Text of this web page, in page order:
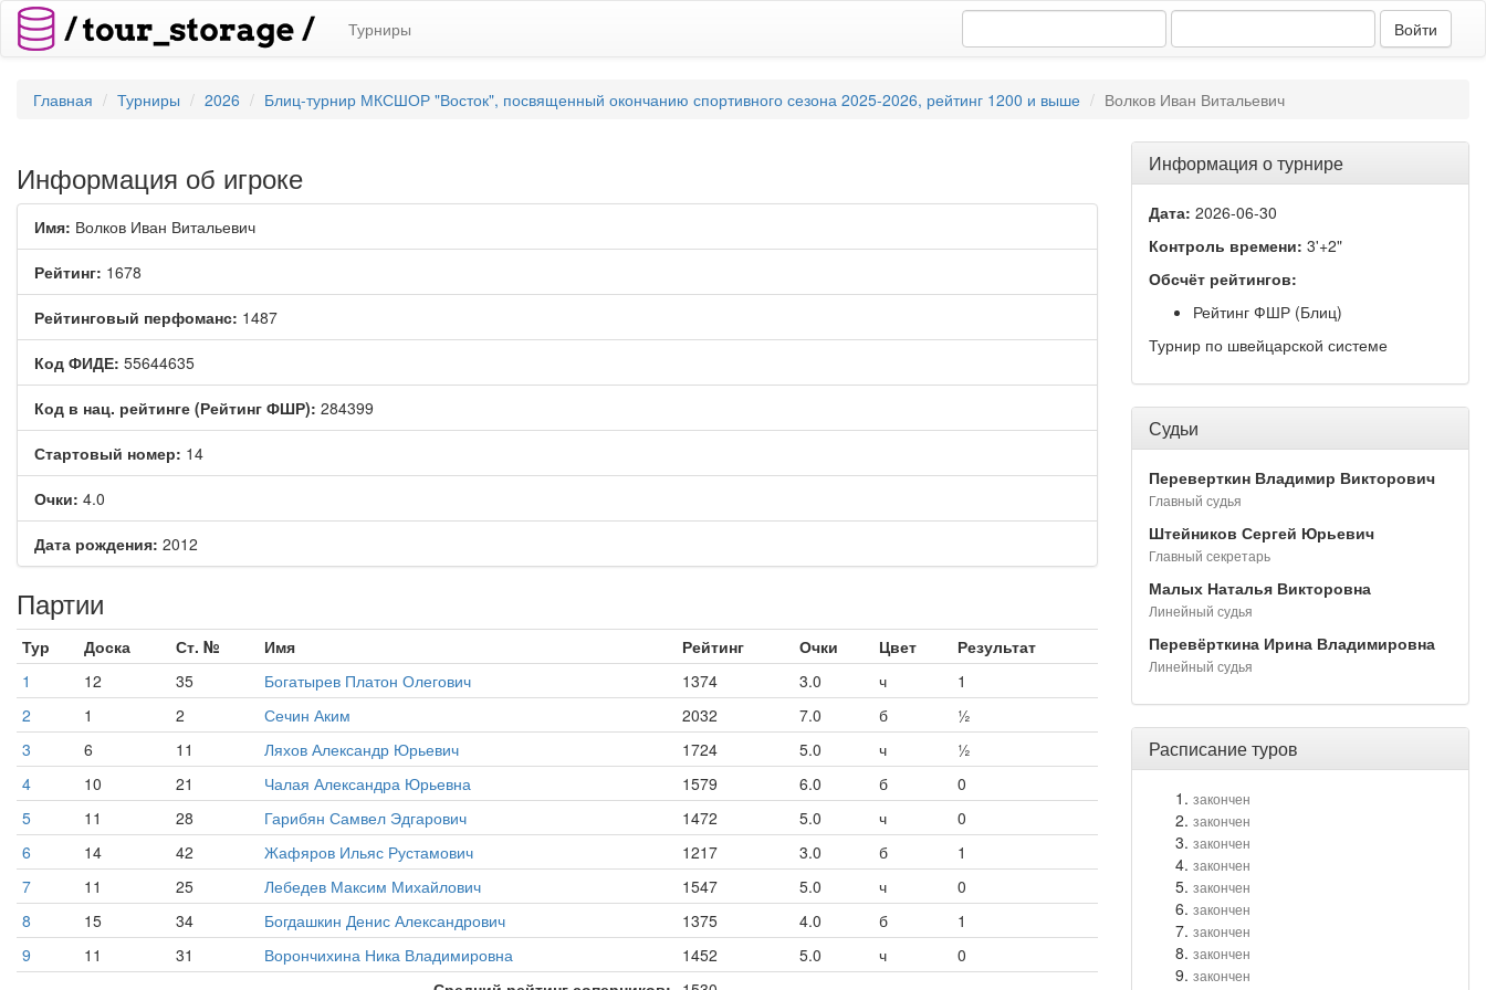
Турниры
Главная Турниры 2026 Блиц-турнир МКСШОР "Восток", посвященный окончанию спортивного сезона 2025-2026, рейтинг 1200 и выше Волков Иван Витальевич
Информация об игроке
Имя: Волков Иван Витальевич
Рейтинг: 1678
Рейтинговый перфоманс: 1487
Код ФИДЕ: 55644635
Код в нац. рейтинге (Рейтинг ФШР): 284399
Стартовый номер: 14
Очки: 4.0
Дата рождения: 2012
Партии
Тур Доска Ст. № Имя Рейтинг Очки Цвет
Результат
1
12 35 Богатырев Платон Олегович 1374 3.0 ч
1
2
1 2 Сечин Аким 2032 7.0 б
½
3
6 11 Ляхов Александр Юрьевич 1724 5.0 ч
½
4
10 21 Чалая Александра Юрьевна 1579 6.0 б
0
5
11 28 Гарибян Самвел Эдгарович 1472 5.0 ч
0
6
14 42 Жафяров Ильяс Рустамович 1217 3.0 б
1
7
11 25 Лебедев Максим Михайлович 1547 5.0 ч
0
8
15 34 Богдашкин Денис Александрович 1375 4.0 б
1
9
11 31 Ворончихина Ника Владимировна 1452 5.0 ч
0
Информация о турнире
Дата: 2026-06-30
Контроль времени: 3'+2"
Обсчёт рейтингов:
Рейтинг ФШР (Блиц)
Турнир по швейцарской системе
Судьи
Переверткин Владимир Викторович
Главный судья
Штейников Сергей Юрьевич
Главный секретарь
Малых Наталья Викторовна
Линейный судья
Перевёрткина Ирина Владимировна
Линейный судья
Расписание туров
закончен
закончен
закончен
закончен
закончен
закончен
закончен
закончен
закончен